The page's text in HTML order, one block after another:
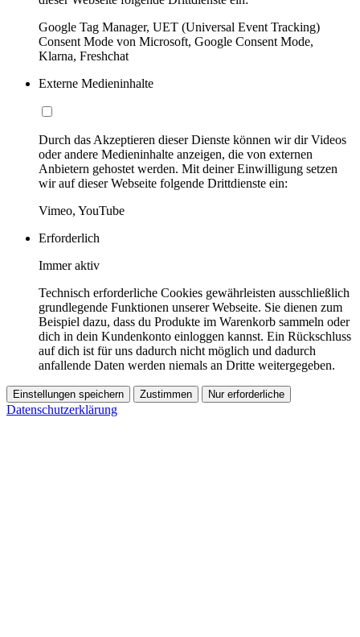
Google Tag Manager, UET (Universal Event Tracking)
Consent Mode von Microsoft, Google Consent Mode,
Klarna, Freshchat
Externe Medieninhalte
Durch das Akzeptieren dieser Dienste können wir dir Videos
oder andere Medieninhalte anzeigen, die von externen
Anbietern gehostet werden. Mit deiner Einwilligung setzen
wir auf dieser Webseite folgende Drittdienste ein:
Vimeo, YouTube
Erforderlich
Immer aktiv
Technisch erforderliche Cookies gewährleisten ausschließlich
grundlegende Funktionen unserer Webseite. Sie dienen zum
Beispiel dazu, dass du Produkte im Warenkorb sammeln oder
dich in dein Kundenkonto einloggen kannst. Ein Rückschluss
auf dich ist für uns dadurch nicht möglich und dadurch
anfallende Daten werden niemals an Dritte weitergegeben.
Einstellungen speichern Zustimmen Nur erforderliche
Datenschutzerklärung